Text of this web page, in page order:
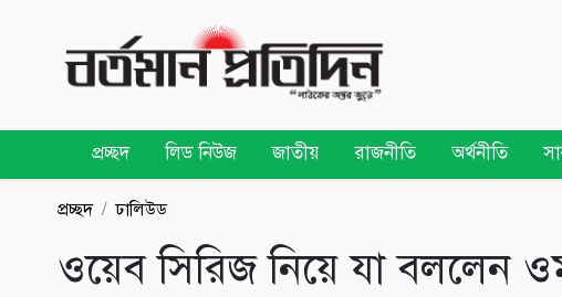
প্রচ্ছদ লিড নিউজ জাতীয় রাজনীতি অর্থনীতি
প্রচ্ছদ ঢালিউড
ওয়েব সিরিজ নিয়ে যা বললেন